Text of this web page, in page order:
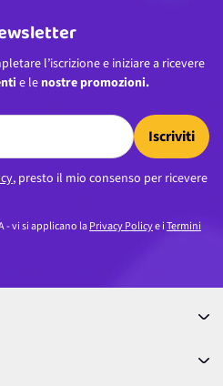
l’iscrizione e iniziare a ricevere
e le nostre promozioni.
Iscriviti
, presto il mio consenso per ricevere
- vi si applicano laPrivacy Policye iTermini